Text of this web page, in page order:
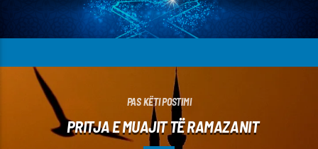
PAS KËTI POSTIMI
PRITJA E MUAJIT TË RAMAZANIT